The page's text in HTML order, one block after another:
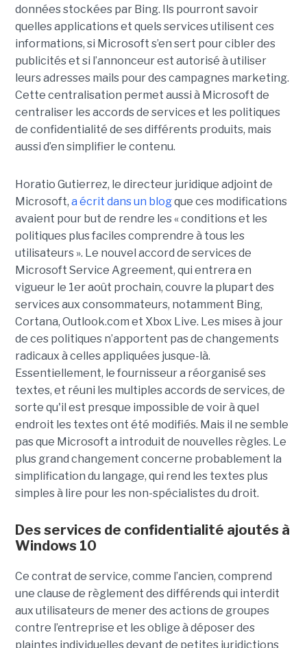
données stockées par Bing. Ils pourront savoir
quelles applications et quels services utilisent ces
informations, si Microsoft s’en sert pour cibler des
publicités et si l’annonceur est autorisé à utiliser
leurs adresses mails pour des campagnes marketing.
Cette centralisation permet aussi à Microsoft de
centraliser les accords de services et les politiques
de confidentialité de ses différents produits, mais
aussi d’en simplifier le contenu.
Horatio Gutierrez, le directeur juridique adjoint de
Microsoft, a écrit dans un blogque ces modifications
avaient pour but de rendre les « conditions et les
politiques plus faciles comprendre à tous les
utilisateurs ». Le nouvel accord de services de
Microsoft Service Agreement, qui entrera en
vigueur le 1er août prochain, couvre la plupart des
services aux consommateurs, notamment Bing,
Cortana, Outlook.com et Xbox Live. Les mises à jour
de ces politiques n’apportent pas de changements
radicaux à celles appliquées jusque-là.
Essentiellement, le fournisseur a réorganisé ses
textes, et réuni les multiples accords de services, de
sorte qu'il est presque impossible de voir à quel
endroit les textes ont été modifiés. Mais il ne semble
pas que Microsoft a introduit de nouvelles règles. Le
plus grand changement concerne probablement la
simplification du langage, qui rend les textes plus
simples à lire pour les non-spécialistes du droit.
Des services de confidentialité ajoutés à
Windows 10
Ce contrat de service, comme l’ancien, comprend
une clause de règlement des différends qui interdit
aux utilisateurs de mener des actions de groupes
contre l’entreprise et les oblige à déposer des
plaintes individuelles devant de petites juridictions